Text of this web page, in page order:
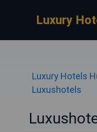
Luxury
Luxury Hotels
Luxushotels